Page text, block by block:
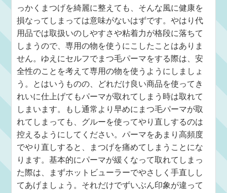
っかくまつげを綺麗に整えても、そんな風に健康を
損なってしまっては意味がないはずです。やはり代
用品では取扱いのしやすさや粘着力が格段に落ちて
しまうので、専用の物を使うにこしたことはありま
せん。ゆえにセルフでまつ毛パーマをする際は、安
全性のことを考えて専用の物を使うようにしましょ
う。とはいうものの、どれだけ良い商品を使ってき
れいに仕上げてもパーマが取れてしまう時は取れて
しまいます。もし通常より早めにまつ毛パーマが取
れてしまっても、グルーを使ってやり直しするのは
控えるようにしてください。パーマをあまり高頻度
でやり直しすると、まつげを痛めてしまうことにな
ります。基本的にパーマが緩くなって取れてしまっ
た際は、まずホットビューラーでやさしく手直しし
てあげましょう。それだけでずいぶん印象が違って